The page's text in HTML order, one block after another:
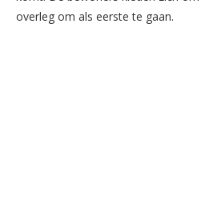
overleg om als eerste te gaan.